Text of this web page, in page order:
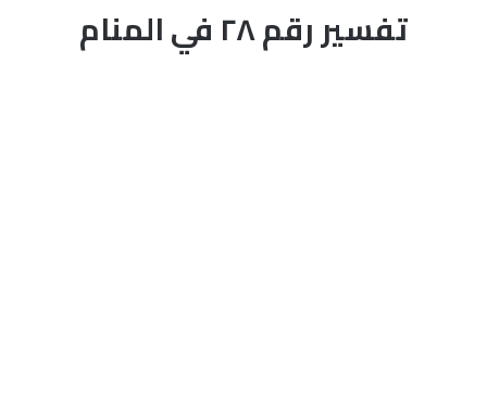
تفسير رقم ٢٨ في المنام